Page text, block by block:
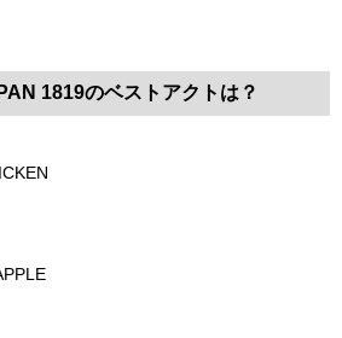
1819のベストアクトは？